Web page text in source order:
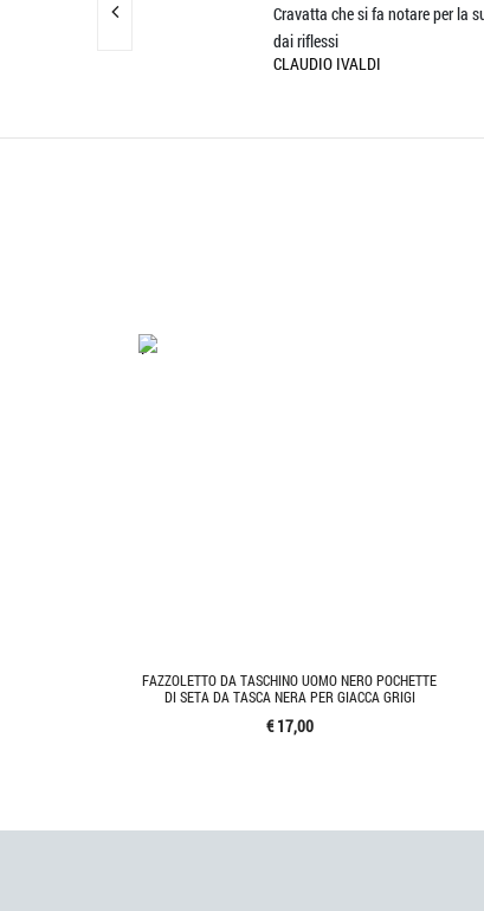
Cravatta che si fa notare per la sua bellezza,
'.'
FAZZOLETTO DA TASCHINO UOMO NERO POCHETTE
DI SETA DA TASCA NERA PER GIACCA GRIGI
€ 17,00